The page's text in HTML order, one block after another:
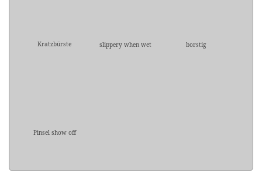
Kratzbürste slippery when wet borstig
Pinsel show off